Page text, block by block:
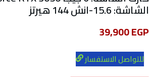
الشاشة: 15.6-انش 144 هيرتز
39,900EGP
للتواصل الاستفسار